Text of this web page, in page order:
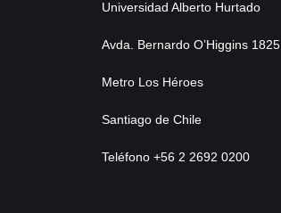
Universidad Alberto Hurtado
Avda. Bernardo O’Higgins 1825
Metro Los Héroes
Santiago de Chile
Teléfono +56 2 2692 0200